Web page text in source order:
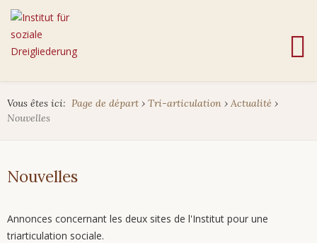
Vous êtes ici: Page de départ › Tri-articulation › Actualité ›
Nouvelles
Nouvelles
Annonces concernant les deux sites de l'Institut pour une
triarticulation sociale.